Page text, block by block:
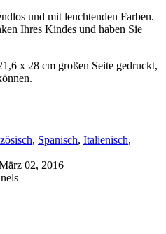
und mit leuchtenden Farben.
Ihres Kindes und haben Sie
x 28 cm großen Seite gedruckt,
, Spanisch, Italienisch,
02, 2016